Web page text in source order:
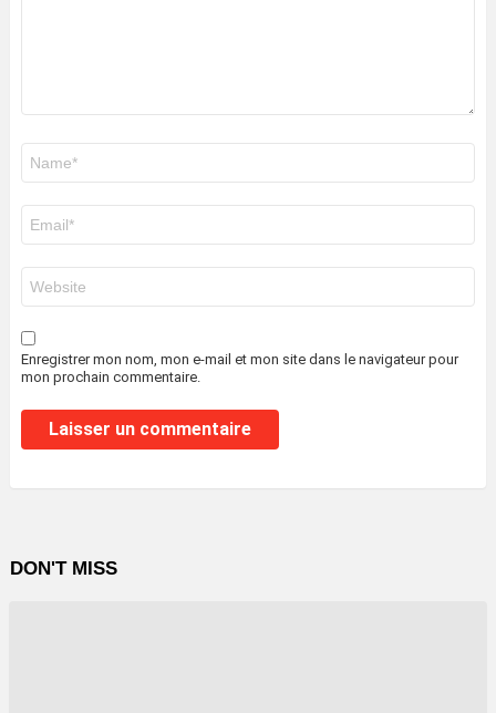
mail
*
web
Enregistrer mon nom, mon e-mail et mon site dans le navigateur pour
mon prochain commentaire.
DON'T MISS